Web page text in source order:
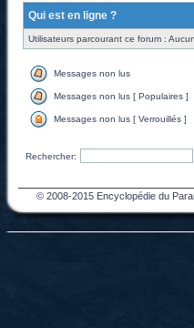
Qui est en ligne ?
Utilisateurs parcourant ce forum :
Messages non lus
Messages non lus [ Populaires ]
Messages non lus [ Verrouillés ]
Rechercher:
© 2008-2015 Encyclopédie du